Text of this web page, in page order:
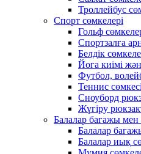
Троллейбус
Спорт сөмкелері
Гольф
Спортзалға
Белдік
Йога киімі
Футбол,
Теннис сөмкесі
Сноуборд
Жүгіру
Балалар багажы мен
Балалар
Балалар иық